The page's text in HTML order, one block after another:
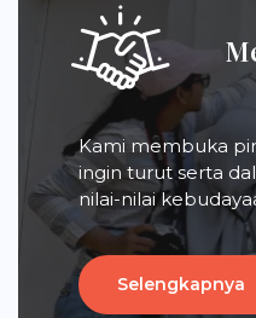
Kami membuka
ingin turut serta
nilai-nilai
Selengkapnya